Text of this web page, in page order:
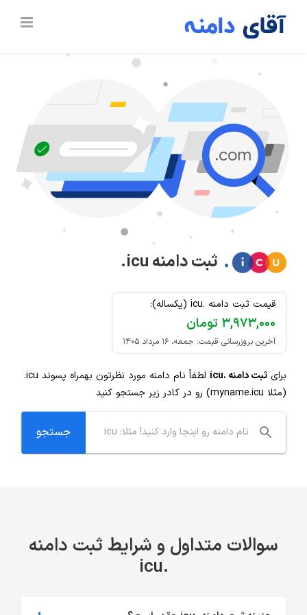
ثبت دامنه.icu
قیمت ثبت دامنه .icu (یکساله):
۳,۹۷۳,۰۰۰ تومان
آخرین بروزرسانی قیمت: جمعه، ۱۶ مرداد ۱۴۰۵
برای ثبت دامنه .icu لطفاً نام دامنه مورد نظرتون بهمراه پسوند .icu
(مثلا myname.icu) رو در کادر زیر جستجو کنید
سوالات متداول و شرایط ثبت دامنه
.icu